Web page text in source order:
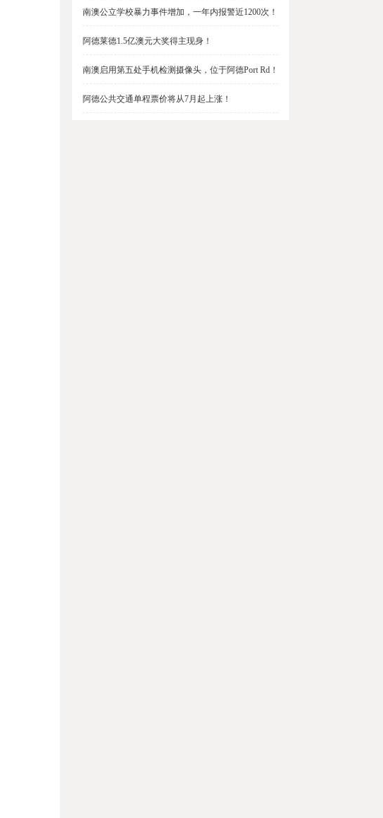
南澳公立学校暴力事件增加，一年内报警近1200次！
阿德莱德1.5亿澳元大奖得主现身！
南澳启用第五处手机检测摄像头，位于阿德Port Rd！
阿德公共交通单程票价将从7月起上涨！